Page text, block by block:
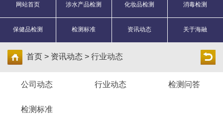
网站首页 涉水产品检测 化妆品检测 消毒检测
保健品检测 检测标准 资讯动态 关于海融
首页 > 资讯动态 > 行业动态
公司动态 行业动态 检测问答
检测标准